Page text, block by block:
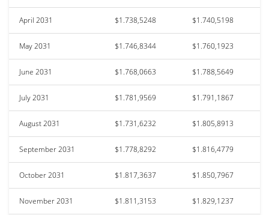
April 2031 $1.738,5248 $1.740,5198
May 2031 $1.746,8344 $1.760,1923
June 2031 $1.768,0663 $1.788,5649
July 2031 $1.781,9569 $1.791,1867
August 2031 $1.731,6232 $1.805,8913
September 2031 $1.778,8292 $1.816,4779
October 2031 $1.817,3637 $1.850,7967
November 2031 $1.811,3153 $1.829,1237